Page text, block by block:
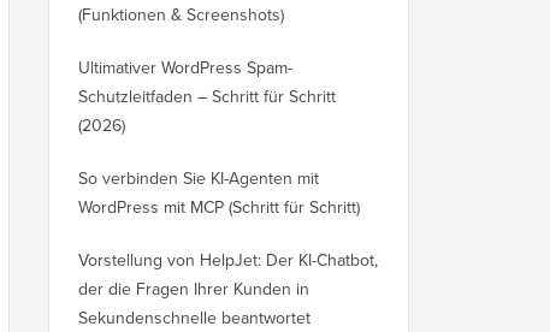
(Funktionen & Screenshots)
Ultimativer WordPress Spam-
Schutzleitfaden – Schritt für Schritt
(2026)
So verbinden Sie KI-Agenten mit
WordPress mit MCP (Schritt für Schritt)
Vorstellung von HelpJet: Der KI-Chatbot,
der die Fragen Ihrer Kunden in
Sekundenschnelle beantwortet